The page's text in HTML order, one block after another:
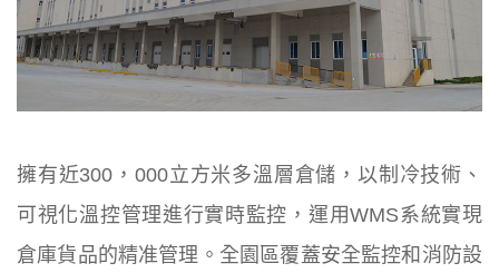
擁有近300，000立方米多溫層倉儲，以制冷技術、
可視化溫控管理進行實時監控，運用WMS系統實現
倉庫貨品的精准管理。全園區覆蓋安全監控和消防設